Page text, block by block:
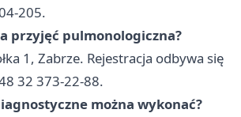
205.
przyjęć pulmonologiczna?
1, Zabrze. Rejestracja odbywa się
32 373-22-88.
można wykonać?